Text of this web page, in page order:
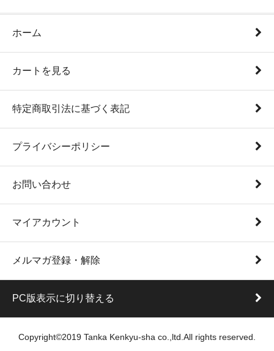
ホーム
カートを見る
特定商取引法に基づく表記
プライバシーポリシー
お問い合わせ
マイアカウント
メルマガ登録・解除
PC版表示に切り替える
Copyright©2019 Tanka Kenkyu-sha co.,ltd.All rights reserved.